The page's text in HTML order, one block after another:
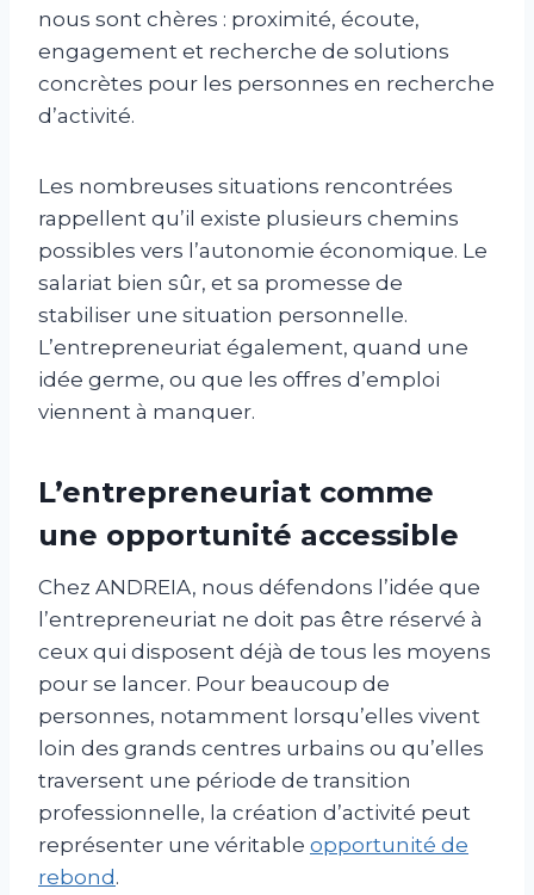
nous sont chères : proximité, écoute,
engagement et recherche de solutions
concrètes pour les personnes en recherche
d’activité.
Les nombreuses situations rencontrées
rappellent qu’il existe plusieurs chemins
possibles vers l’autonomie économique. Le
salariat bien sûr, et sa promesse de
stabiliser une situation personnelle.
L’entrepreneuriat également, quand une
idée germe, ou que les offres d’emploi
viennent à manquer.
L’entrepreneuriat comme
une opportunité accessible
Chez ANDREIA, nous défendons l’idée que
l’entrepreneuriat ne doit pas être réservé à
ceux qui disposent déjà de tous les moyens
pour se lancer. Pour beaucoup de
personnes, notamment lorsqu’elles vivent
loin des grands centres urbains ou qu’elles
traversent une période de transition
professionnelle, la création d’activité peut
représenter une véritable opportunité de
rebond .